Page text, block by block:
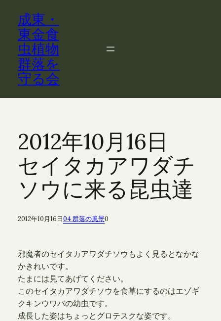
成東・
東金食
虫植物
群落を
守る会
2012年10月16日
セイタカアワダチ
ソウに来る昆虫達
2012年10月16日04 群落の風景0
邪魔者のセイタカアワダチソウもよく見るとなかな
かきれいです。
たまには見てあげてください。
このセイタカアワダチソウを食草にするのはエゾギ
クキンウワバの幼虫です。
成長した姿はちょっとグロテスクな姿です。